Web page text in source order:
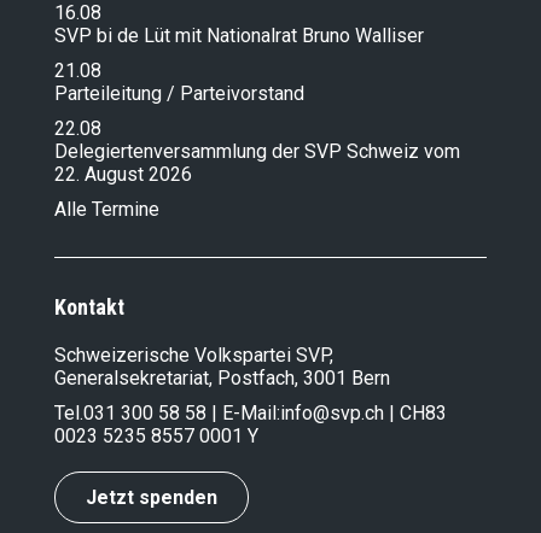
16.08
SVP bi de Lüt mit Nationalrat Bruno Walliser
21.08
Parteileitung / Parteivorstand
22.08
Delegiertenversammlung der SVP Schweiz vom
22. August 2026
Alle Termine
Kontakt
Schweizerische Volkspartei SVP,
Generalsekretariat, Postfach, 3001 Bern
Tel.031 300 58 58 | E-Mail:info@svp.ch | CH83
0023 5235 8557 0001 Y
Jetzt spenden